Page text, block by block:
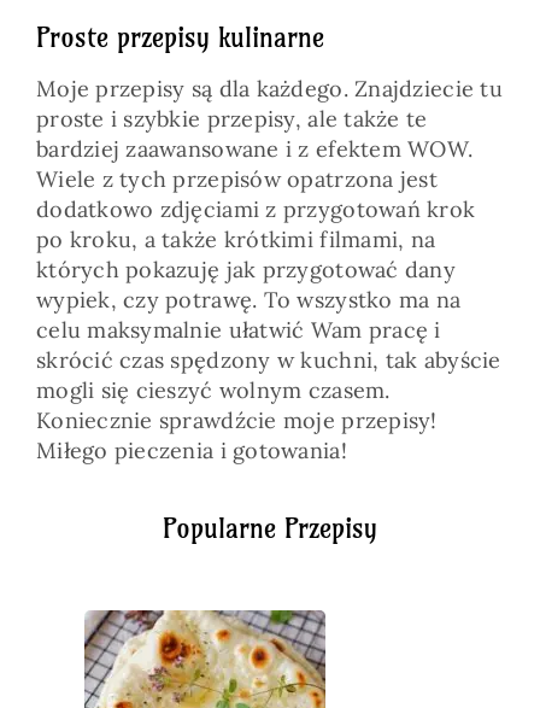
Proste przepisy kulinarne
Moje przepisy są dla każdego. Znajdziecie tu
proste i szybkie przepisy, ale także te
bardziej zaawansowane i z efektem WOW.
Wiele z tych przepisów opatrzona jest
dodatkowo zdjęciami z przygotowań krok
po kroku, a także krótkimi filmami, na
których pokazuję jak przygotować dany
wypiek, czy potrawę. To wszystko ma na
celu maksymalnie ułatwić Wam pracę i
skrócić czas spędzony w kuchni, tak abyście
mogli się cieszyć wolnym czasem.
Koniecznie sprawdźcie moje przepisy!
Miłego pieczenia i gotowania!
Popularne Przepisy